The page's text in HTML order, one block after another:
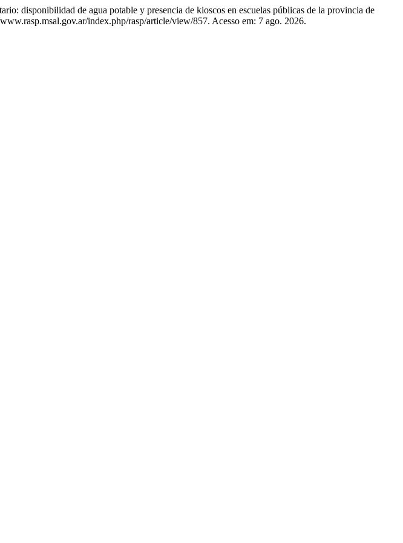
de agua potable y presencia de kioscos en escuelas públicas de la provincia de
index.php/rasp/article/view/857. Acesso em: 7 ago. 2026.